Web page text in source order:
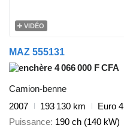
VIDÉO
MAZ 555131
4 066 000 F CFA
Camion-benne
2007
193 130 km
Euro 4
Puissance 190 ch (140 kW)